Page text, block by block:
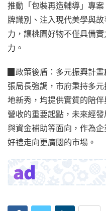
推動「包裝再造輔導」專
牌識別、注入現代美學與
力，讓桃園好物不僅具備
力。
▉政策後盾：多元振興計
張局長強調，市府秉持多
地新秀，均提供實質的陪
營收的重要起點，未來經
與資金補助等面向，作為
好禮走向更廣闊的市場。